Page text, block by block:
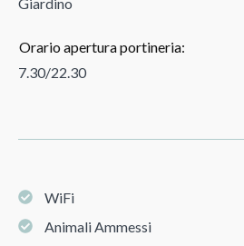
Orario apertura portineria:
7.30/22.30
WiFi
Animali Ammessi